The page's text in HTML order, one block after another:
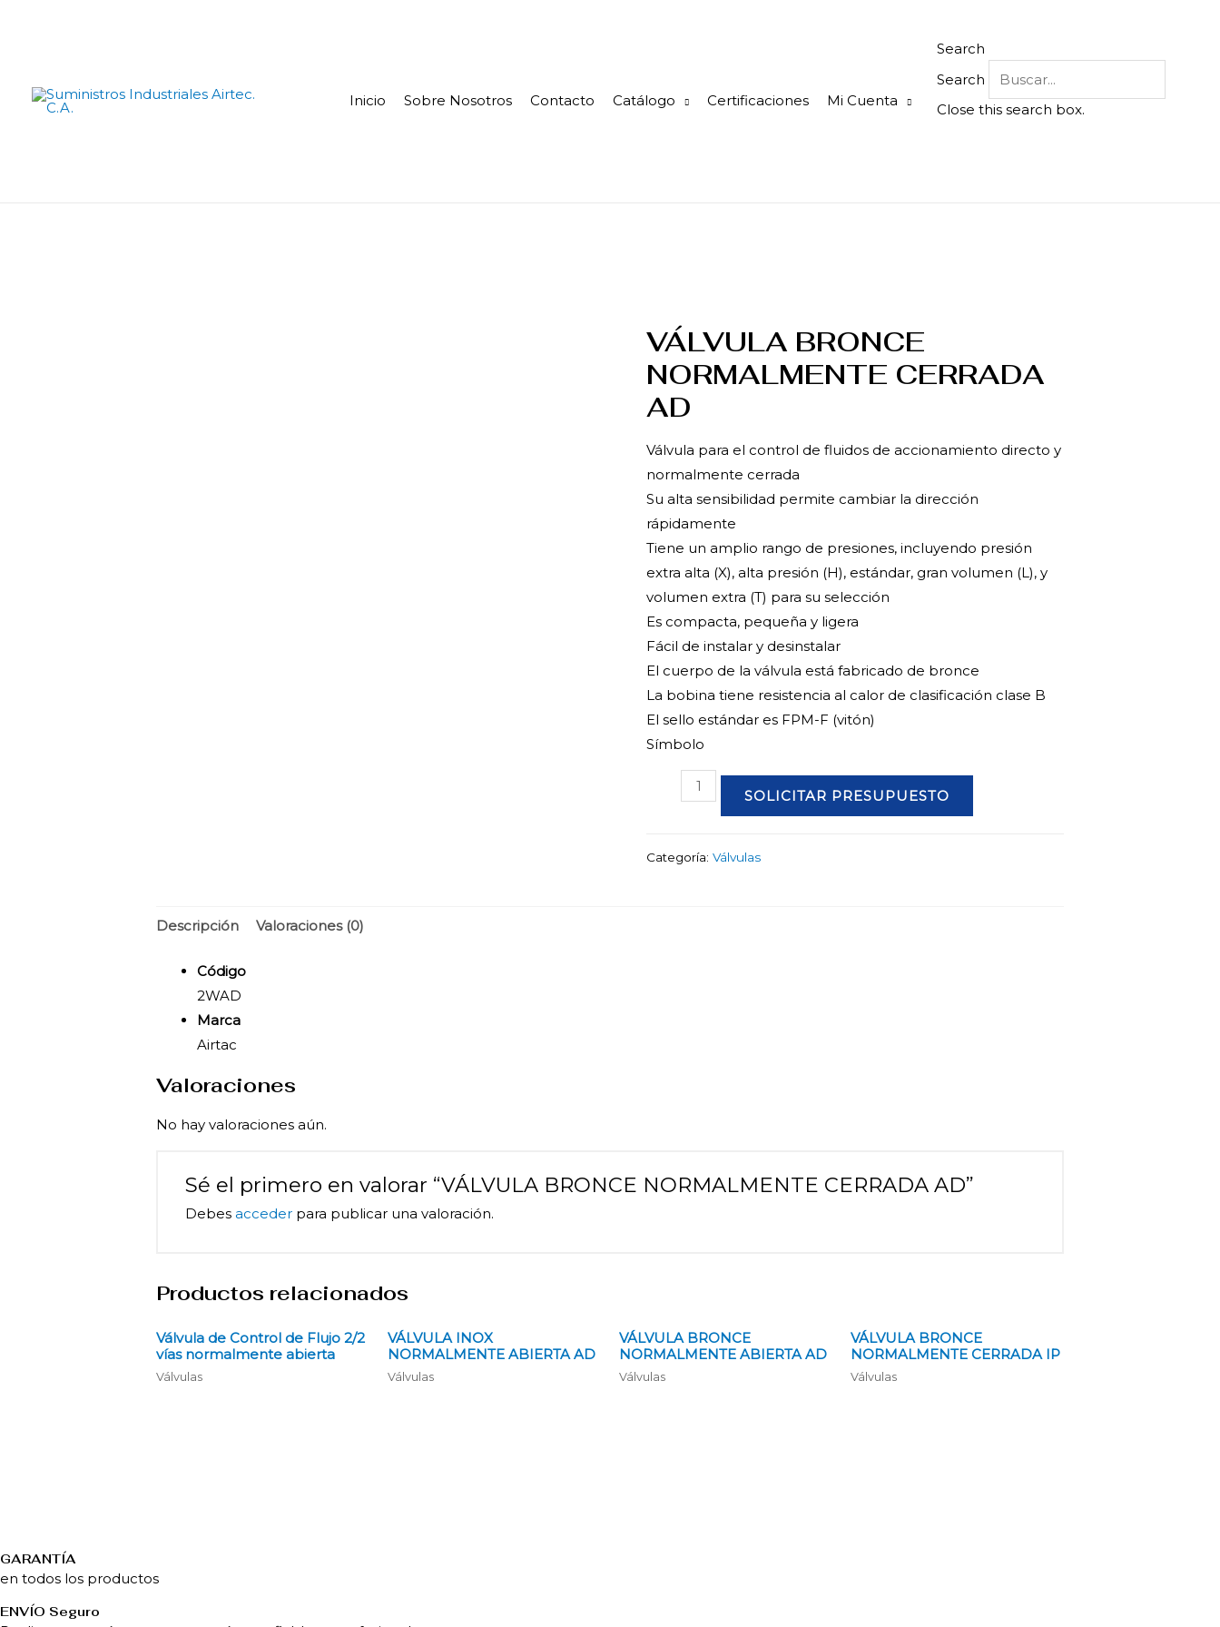
Inicio Sobre Nosotros Contacto Catálogo Certificaciones Mi Cuenta
Search
Search
Close this search box.
VÁLVULA BRONCE
NORMALMENTE CERRADA
AD
Válvula para el control de fluidos de accionamiento directo y
normalmente cerrada
Su alta sensibilidad permite cambiar la dirección
rápidamente
Tiene un amplio rango de presiones, incluyendo presión
extra alta (X), alta presión (H), estándar, gran volumen (L), y
volumen extra (T) para su selección
Es compacta, pequeña y ligera
Fácil de instalar y desinstalar
El cuerpo de la válvula está fabricado de bronce
La bobina tiene resistencia al calor de clasificación clase B
El sello estándar es FPM-F (vitón)
Símbolo
VÁLVULA
BRONCE
CERRADA
SOLICITAR PRESUPUESTO
Categoría: Válvulas
Descripción Valoraciones (0)
Código
2WAD
Marca
Airtac
Valoraciones
No hay valoraciones aún.
Sé el primero en valorar “VÁLVULA BRONCE NORMALMENTE CERRADA AD”
Debesacceder para publicar una valoración.
Productos relacionados
Válvula de Control de Flujo 2/2
vías normalmente abierta
Válvulas
VÁLVULA INOX
NORMALMENTE ABIERTA AD
Válvulas
VÁLVULA BRONCE
NORMALMENTE ABIERTA AD
Válvulas
VÁLVULA BRONCE
NORMALMENTE CERRADA IP
Válvulas
GARANTÍA
en todos los productos
ENVÍ­O Seguro